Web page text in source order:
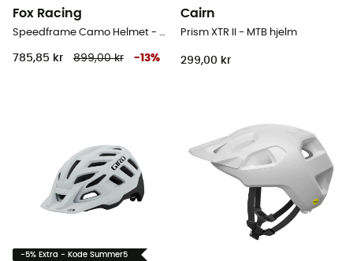
Fox Racing
Speedframe Camo Helmet - MTB hjelm
785,85 kr 899,00 kr -13%
Cairn
Prism XTR II - MTB hjelm
299,00 kr
-5% Extra - Kode Summer5